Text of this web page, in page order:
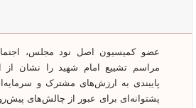
عضو کمیسیون اصل نود مجلس،
مراسم تشییع امام شهید را نشان از
پایبندی به ارزش‌های مشترک و
پشتوانه‌ای برای عبور از چالش‌های